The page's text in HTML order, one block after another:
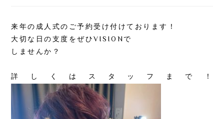
来年の成人式のご予約受け付けております！
大切な日の支度をぜひVISIONで
しませんか？
詳しくはスタッフまで！